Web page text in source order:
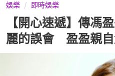
娛樂 即時娛樂
【開心速遞】傳馮
麗的誤會 盈盈親